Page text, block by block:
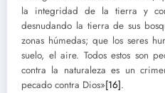
la integridad de la tierra y
desnudando la tierra de sus
zonas húmedas; que los seres
suelo, el aire. Todos estos son
contra la naturaleza es un
pecado contra Dios»[16].